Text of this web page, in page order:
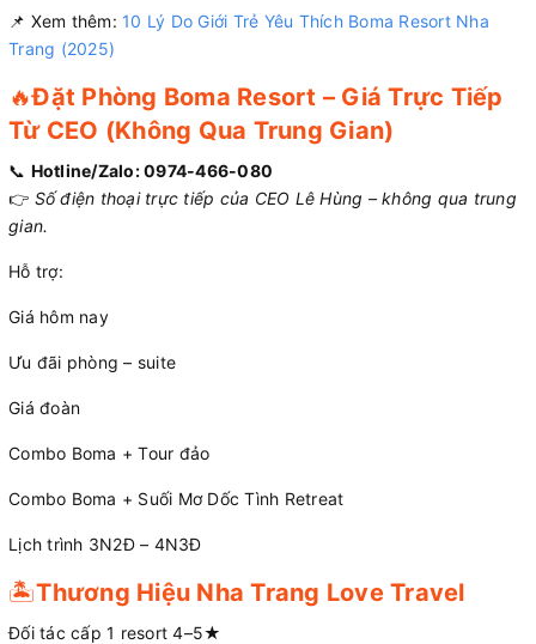
📌 Xem thêm: 10 Lý Do Giới Trẻ Yêu Thích Boma Resort Nha
Trang (2025)
🔥Đặt Phòng Boma Resort – Giá Trực Tiếp
Từ CEO (Không Qua Trung Gian)
📞 Hotline/Zalo: 0974-466-080
👉 Số điện thoại trực tiếp của CEO Lê Hùng – không qua trung
gian.
Hỗ trợ:
Giá hôm nay
Ưu đãi phòng – suite
Giá đoàn
Combo Boma + Tour đảo
Combo Boma + Suối Mơ Dốc Tình Retreat
Lịch trình 3N2Đ – 4N3Đ
🏝️Thương Hiệu Nha Trang Love Travel
Đối tác cấp 1 resort 4–5★